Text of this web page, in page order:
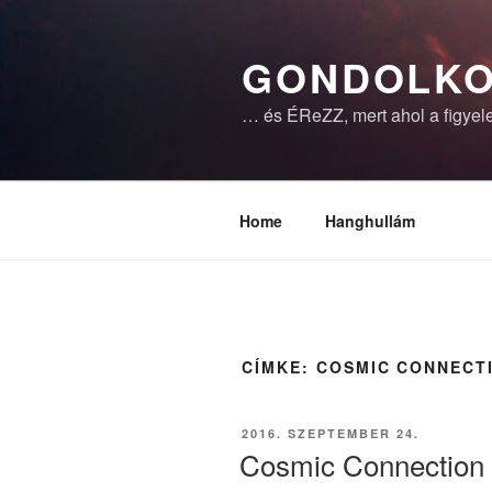
… és ÉReZZ, mert ahol a
Home Hanghullám
CÍMKE: COSMIC
BEKÜLDVE:
2016. SZEPTEMBER 24.
Cosmic